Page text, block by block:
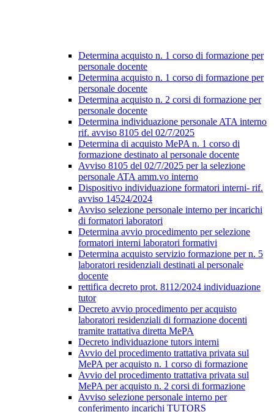
Determina acquisto n. 1 corso di formazione per
personale docente
Determina acquisto n. 1 corso di formazione per
personale docente
Determina acquisto n. 2 corsi di formazione per
personale docente
Determina individuazione personale ATA interno
rif. avviso 8105 del 02/7/2025
Determina di acquisto MePA n. 1 corso di
formazione destinato al personale docente
Avviso 8105 del 02/7/2025 per la selezione
personale ATA amm.vo interno
Dispositivo individuazione formatori interni- rif.
avviso 14524/2024
Avviso selezione personale interno per incarichi
di formatori laboratori
Determina avvio procedimento per selezione
formatori interni laboratori formativi
Determina acquisto servizio formazione per n. 5
laboratori residenziali destinati al personale
docente
rettifica decreto prot. 8112/2024 individuazione
tutor
Decreto avvio procedimento per acquisto
laboratori residenziali di formazione docenti
tramite trattativa diretta MePA
Decreto individuazione tutors interni
Avvio del procedimento trattativa privata sul
MePA per acquisto n. 1 corso di formazione
Avvio del procedimento trattativa privata sul
MePA per acquisto n. 2 corsi di formazione
Avviso selezione personale interno per
conferimento incarichi TUTORS